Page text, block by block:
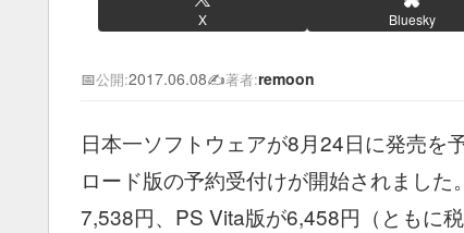
X Bluesky
📅公開:2017.06.08✍️著者:remoon
日本一ソフトウェアが8月24日に発売を
ロード版の予約受付けが開始されまし
7,538円、PS Vita版が6,458円（ともに税